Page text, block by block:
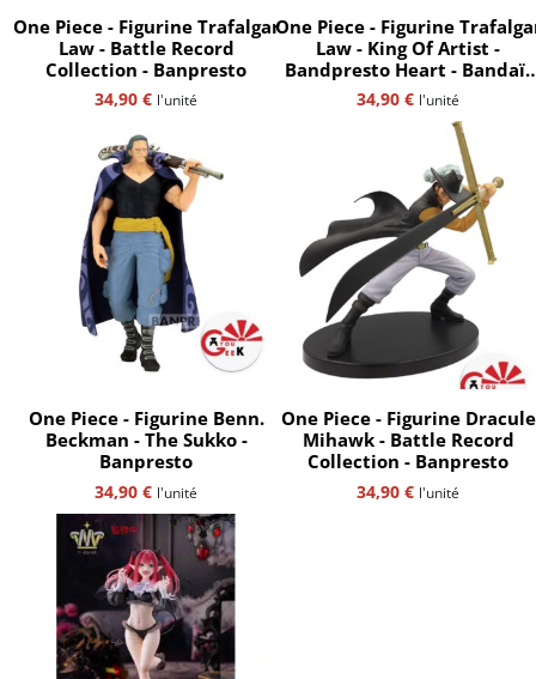
One Piece - Figurine Trafalgar
Law - Battle Record
Collection - Banpresto
34,90 € l'unité
One Piece - Figurine
Law - King Of Artist -
Bandpresto Heart - Bandaï-
Spirits
34,90 € l'unité
One Piece - Figurine Benn.
Beckman - The Sukko -
Banpresto
34,90 € l'unité
One Piece - Figurine Dracule
Mihawk - Battle Record
Collection - Banpresto
34,90 € l'unité